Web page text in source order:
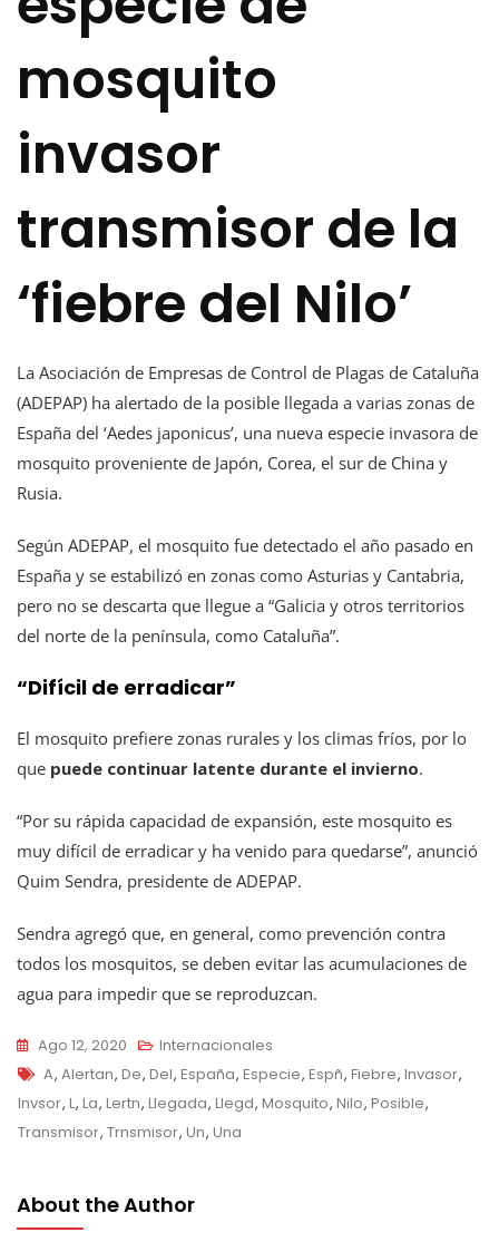
mosquito
invasor
transmisor de la
‘fiebre del Nilo’
La Asociación de Empresas de Control de Plagas de Cataluña
(ADEPAP) ha alertado de la posible llegada a varias zonas de
España del ‘Aedes japonicus’, una nueva especie invasora de
mosquito proveniente de Japón, Corea, el sur de China y
Rusia.
Según ADEPAP, el mosquito fue detectado el año pasado en
España y se estabilizó en zonas como Asturias y Cantabria,
pero no se descarta que llegue a “Galicia y otros territorios
del norte de la península, como Cataluña”.
“Difícil de erradicar”
El mosquito prefiere zonas rurales y los climas fríos, por lo
que puede continuar latente durante el invierno.
“Por su rápida capacidad de expansión, este mosquito es
muy difícil de erradicar y ha venido para quedarse”, anunció
Quim Sendra, presidente de ADEPAP.
Sendra agregó que, en general, como prevención contra
todos los mosquitos, se deben evitar las acumulaciones de
agua para impedir que se reproduzcan.
Ago 12, 2020
Internacionales
Tags
A, Alertan, De, Del, España, Especie, Espñ, Fiebre, Invasor,
Invsor, L, La, Lertn, Llegada, Llegd, Mosquito, Nilo, Posible,
Transmisor, Trnsmisor, Un, Una
About the Author